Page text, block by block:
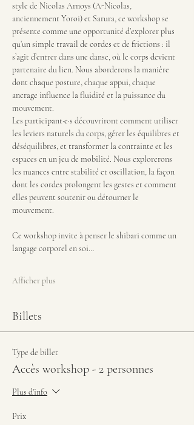
style de Nicolas Arnoys (A-Nicolas,
anciennement Yoroi) et Sarura, ce workshop se
présente comme une opportunité d’explorer plus
qu’un simple travail de cordes et de frictions : il
s’agit d’entrer dans une danse, où le corps devient
partenaire du lien. Nous aborderons la manière
dont chaque posture, chaque appui, chaque
ancrage influence la fluidité et la puissance du
mouvement.
Les participant·e·s découvriront comment utiliser
les leviers naturels du corps, gérer les équilibres et
déséquilibres, et transformer la contrainte et les
espaces en un jeu de mobilité. Nous explorerons
les nuances entre stabilité et oscillation, la façon
dont les cordes prolongent les gestes et comment
elles peuvent soutenir ou détourner le
mouvement.
Ce workshop invite à penser le shibari comme un
langage corporel en soi…
Afficher plus
Billets
Type de billet
Accès workshop - 2 personnes
Plus d'info
Prix